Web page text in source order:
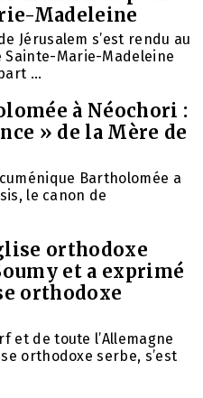
Madeleine
Jérusalem s’est rendu au
Marie-Madeleine
...
à Néochori :
» de la Mère de
Bartholomée a
le canon de
orthodoxe
et a exprimé
orthodoxe
et de toute l’Allemagne
orthodoxe serbe, s’est